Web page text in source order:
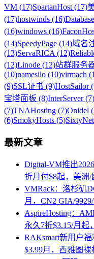
VM (17)SpartanHost (17)
(17)hostwinds (16)
(16)windows (16)
(14)SpeedyPage (14)域名
(13)ServaRICA (12)
(12)Linode (12)站群服务
(10)namesilo (10)virmach
(9)SSL证书 (9)HostSailor
宝塔面板 (8)InterServer (7)
(7)TNAHosting (7)Onidel
(6)SmokyHosts (5)
最新文章
Digital-VM推出
折月付$8起，美洲
VMRack：洛杉矶
月，CN2 GIA/
AspireHosting：
永久7折$3.15/月起
RAKsmart新用户
$3.99月，西雅图裸